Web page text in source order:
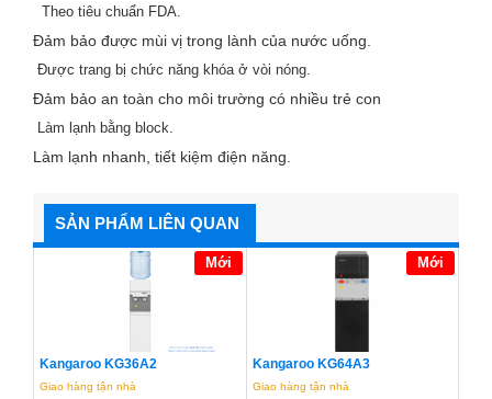
Theo tiêu chuẩn FDA.
Đảm bảo được mùi vị trong lành của nước uống.
Được trang bị chức năng khóa ở vòi nóng.
Đảm bảo an toàn cho môi trường có nhiều trẻ con
Làm lạnh bằng block.
Làm lạnh nhanh, tiết kiệm điện năng.
SẢN PHẨM LIÊN QUAN
Mới
Kangaroo KG36A2
Giao hàng tận nhà
Mới
Kangaroo KG64A3
Giao hàng tận nhà